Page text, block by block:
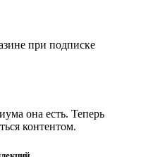
при подписке
она есть. Теперь
контентом.